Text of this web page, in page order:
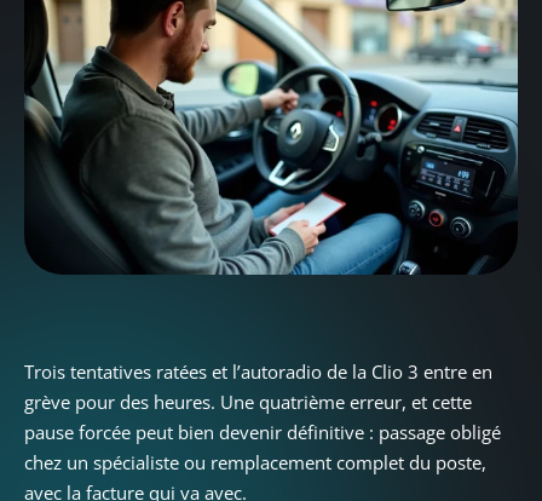
Trois tentatives ratées et l’autoradio de la Clio 3 entre en
grève pour des heures. Une quatrième erreur, et cette
pause forcée peut bien devenir définitive : passage obligé
chez un spécialiste ou remplacement complet du poste,
avec la facture qui va avec.